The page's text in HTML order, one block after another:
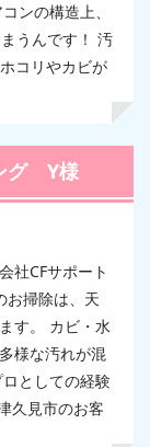
ンの構造上、
うんです！ 汚
コリやカビが
グ Y様
社CFサポート
お掃除は、天
す。 カビ・水
様な汚れが混
としての経験
久見市のお客